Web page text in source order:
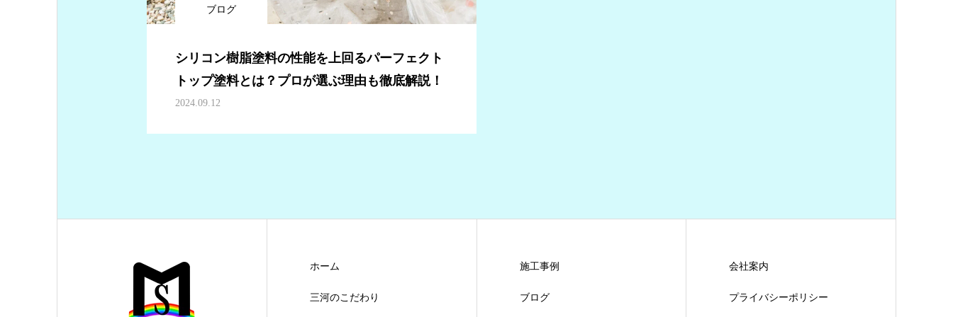
ブログ
シリコン樹脂塗料の性能を上回るパーフェクト
トップ塗料とは？プロが選ぶ理由も徹底解説！
2024.09.12
ホーム
三河のこだわり
施工事例
ブログ
会社案内
プライバシーポリシー